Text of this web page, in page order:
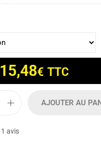
15,48€ TTC
AJOUTER AU
1 avis